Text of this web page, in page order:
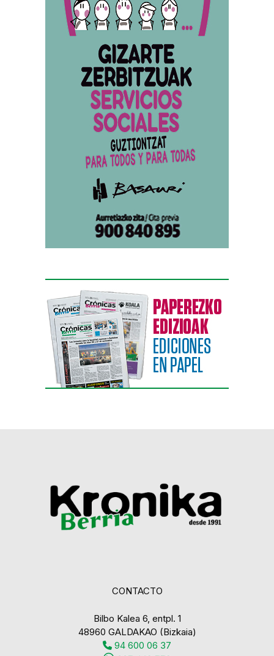
CONTACTO
Bilbo Kalea 6, entpl. 1
48960 GALDAKAO (Bizkaia)
94 600 06 37